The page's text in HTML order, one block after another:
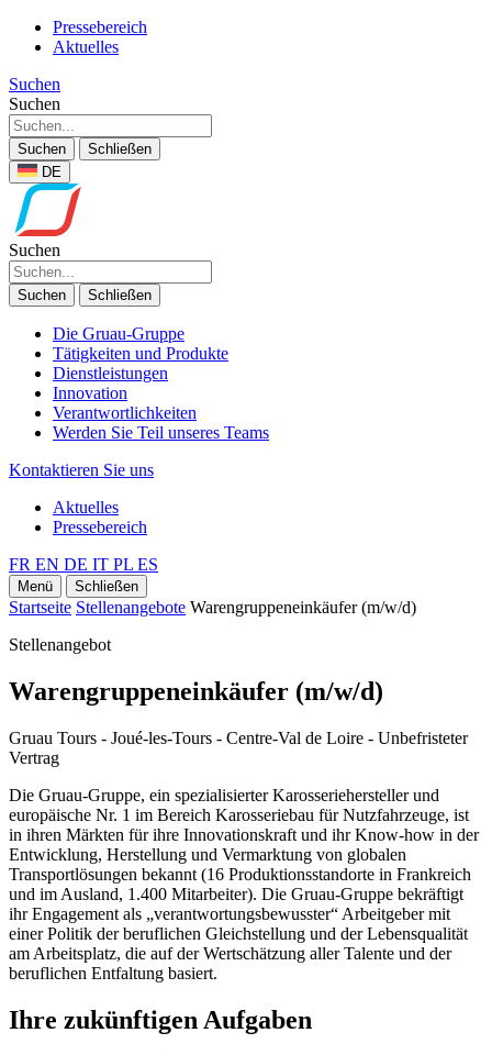
Pressebereich
Aktuelles
Suchen
Suchen
Suchen
Schließen
DE
Suchen
Suchen Schließen
Die Gruau-Gruppe
Tätigkeiten und Produkte
Dienstleistungen
Innovation
Verantwortlichkeiten
Werden Sie Teil unseres Teams
Kontaktieren Sie uns
Aktuelles
Pressebereich
FR EN DE IT PL ES
Menü Schließen
Startseite Stellenangebote Warengruppeneinkäufer (m/w/d)
Stellenangebot
Warengruppeneinkäufer (m/w/d)
Gruau Tours - Joué-les-Tours - Centre-Val de Loire - Unbefristeter
Vertrag
Die Gruau-Gruppe, ein spezialisierter Karosseriehersteller und
europäische Nr. 1 im Bereich Karosseriebau für Nutzfahrzeuge, ist
in ihren Märkten für ihre Innovationskraft und ihr Know-how in der
Entwicklung, Herstellung und Vermarktung von globalen
Transportlösungen bekannt (16 Produktionsstandorte in Frankreich
und im Ausland, 1.400 Mitarbeiter). Die Gruau-Gruppe bekräftigt
ihr Engagement als „verantwortungsbewusster“ Arbeitgeber mit
einer Politik der beruflichen Gleichstellung und der Lebensqualität
am Arbeitsplatz, die auf der Wertschätzung aller Talente und der
beruflichen Entfaltung basiert.
Ihre zukünftigen Aufgaben